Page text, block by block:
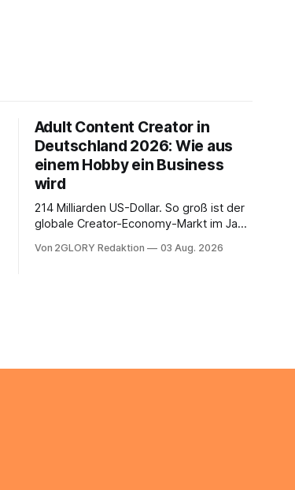
Adult Content Creator in
Deutschland 2026: Wie aus
einem Hobby ein Business
wird
214 Milliarden US-Dollar. So groß ist der
globale Creator-Economy-Markt im Jahr
22 Prozent. Was lange als
Von 2GLORY Redaktion 03 Aug. 2026